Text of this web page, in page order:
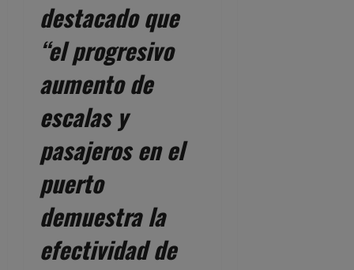
destacado que
“el progresivo
aumento de
escalas y
pasajeros en el
puerto
demuestra la
efectividad de